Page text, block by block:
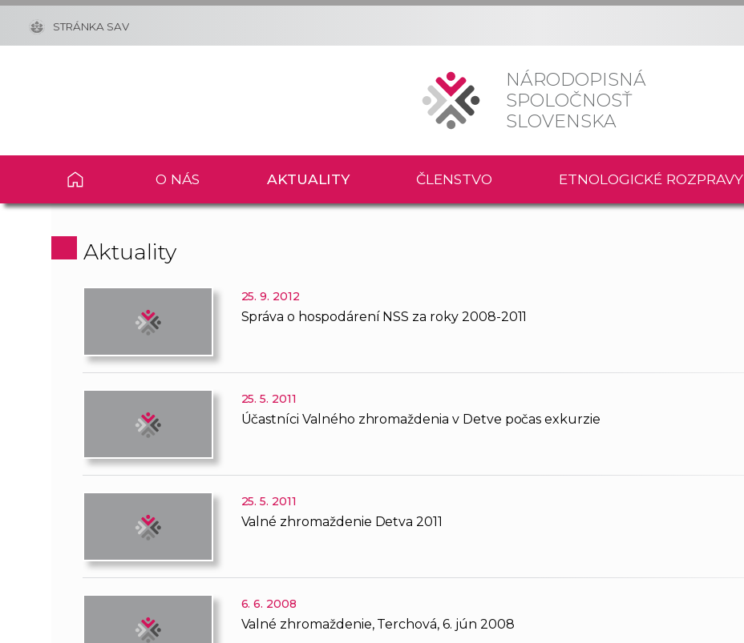
NÁRODOPISNÁ
SPOLOČNOSŤ
SLOVENSKA
STRÁNKA SAV
O NÁS AKTUALITY ČLENSTVO ETNOLOGICKÉ ROZPRAVY
Aktuality
25. 9. 2012
Správa o hospodárení NSS za roky 2008-2011
25. 5. 2011
Účastníci Valného zhromaždenia v Detve počas exkurzie
25. 5. 2011
Valné zhromaždenie Detva 2011
6. 6. 2008
Valné zhromaždenie, Terchová, 6. jún 2008